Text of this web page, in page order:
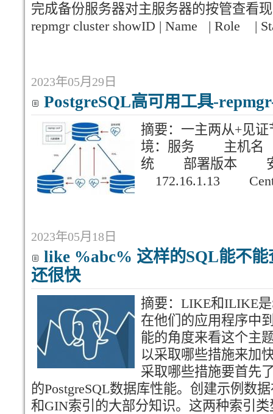
完成备份服务器对主服务器的按管查看
repmgr cluster showID | Name | Role |
2023年05月29日
PostgreSQL高可用工具-
摘要：一主两从+见
境：服务 主机
统 部署版本 安
172.16.1.13
2023年05月18日
like %abc% 这样的SQL能不
还很快
摘要：LIKE和ILIKE
在他们的应用程序中
能的角度来看这个主
以采取哪些措施来加
采取哪些措施要首先
的PostgreSQL数据库性能。创建示例数
和GIN索引的大部分知识。这两种索引